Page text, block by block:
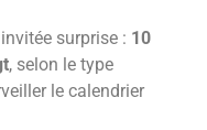
surprise : 10
, selon le type
le calendrier